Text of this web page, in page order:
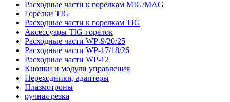
Расходные части к горелкам MIG/MAG
Горелки TIG
Расходные части к горелкам TIG
Аксессуары TIG-горелок
Расходные части WP-9/20/25
Расходные части WP-17/18/26
Расходные части WP-12
Кнопки и модули управления
Переходники, адаптеры
Плазмотроны
ручная резка